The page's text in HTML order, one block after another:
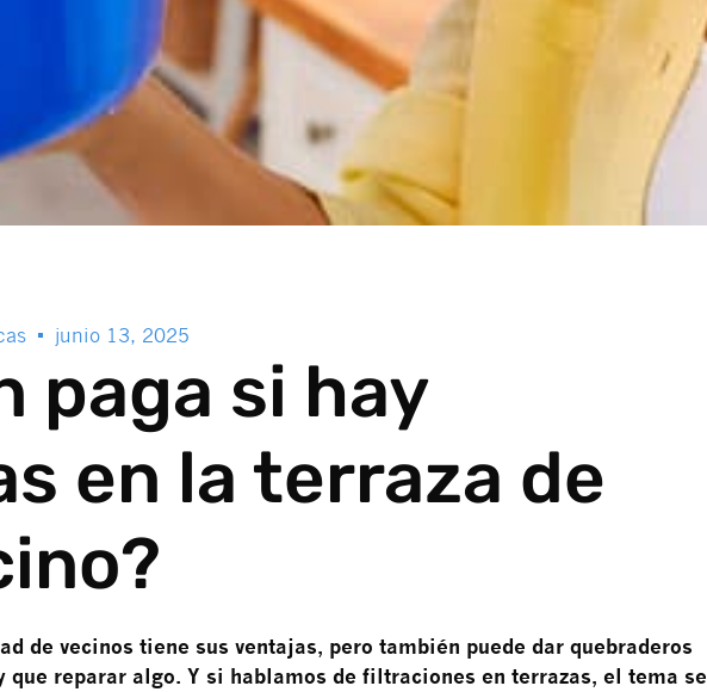
junio 13, 2025
paga si hay
en la terraza de
de vecinos tiene sus ventajas, pero también puede dar quebraderos
que reparar algo. Y si hablamos de filtraciones en terrazas, el tema se